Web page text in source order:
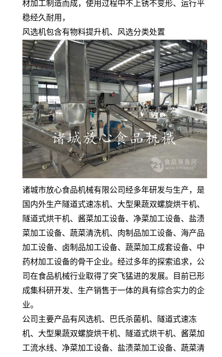
材加工制造而成，使用过程中不上锈不变形、运行平
稳经久耐用，
风选机包含有物料提升机、风选分类处置
诸城市放心食品机械有限公司经多年研发与生产，是
国内外生产隧道式速冻机、大型果蔬双螺旋烘干机、
隧道式烘干机、酱菜加工设备、净菜加工设备、盐渍
菜加工设备、蔬菜清洗机、肉制品加工设备、海产品
加工设备、卤制品加工设备、蔬菜加工成套设备、中
药材加工设备的骨干企业。经过多年的探索追求，公
司在食品机械行业取得了突飞猛进的发展。目前已形
成集科研开发、生产销售于一体的具有综合实力的企
业。
公司主要产品有风选机、巴氏杀菌机、隧道式速冻
机、大型果蔬双螺旋烘干机、隧道式烘干机、酱菜加
工流水线、净菜加工设备、盐渍菜加工设备、蔬菜清